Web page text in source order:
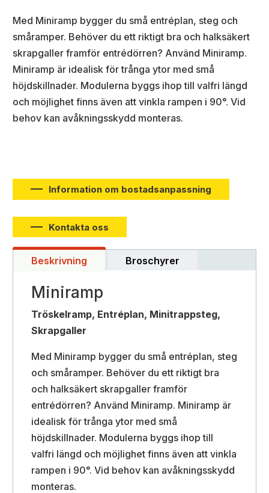
Med Miniramp bygger du små entréplan, steg och
småramper. Behöver du ett riktigt bra och halksäkert
skrapgaller framför entrédörren? Använd Miniramp.
Miniramp är idealisk för trånga ytor med små
höjdskillnader. Modulerna byggs ihop till valfri längd
och möjlighet finns även att vinkla rampen i 90°. Vid
behov kan avåkningsskydd monteras.
Information om bostadsanpassning
Kontakta oss
Beskrivning Broschyrer
Miniramp
Tröskelramp, Entréplan, Minitrappsteg,
Skrapgaller
Med Miniramp bygger du små entréplan, steg
och småramper. Behöver du ett riktigt bra
och halksäkert skrapgaller framför
entrédörren? Använd Miniramp. Miniramp är
idealisk för trånga ytor med små
höjdskillnader. Modulerna byggs ihop till
valfri längd och möjlighet finns även att vinkla
rampen i 90°. Vid behov kan avåkningsskydd
monteras.